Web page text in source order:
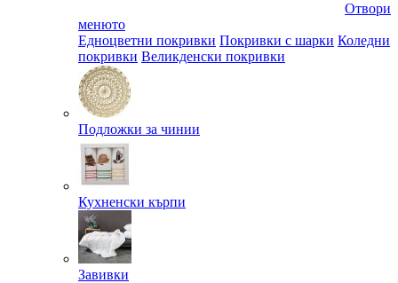
Отвори
менюто
Едноцветни покривки Покривки с шарки Коледни
покривки Великденски покривки
Подложки за чинии
Кухненски кърпи
Завивки